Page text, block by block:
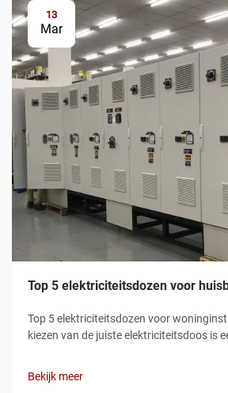
13
Mar
Top 5 elektriciteitsdozen voor
Top 5 elektriciteitsdozen voor
kiezen van de juiste elektriciteitsdoos is
voorkomen brandgevaren en zorgen
Bekijk meer